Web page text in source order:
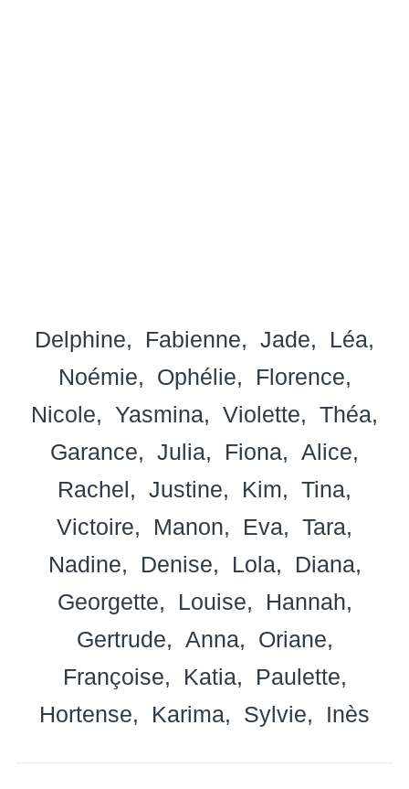
Delphine Fabienne Jade
Léa
Noémie
Ophélie
Florence
Nicole
Yasmina Violette
Théa
Garance
Julia Fiona
Alice
Rachel
Justine Kim
Tina
Victoire
Manon Eva
Tara
Nadine
Denise Lola
Diana
Georgette
Louise
Hannah
Gertrude
Anna
Oriane
Françoise
Katia
Paulette
Hortense
Karima Sylvie Inès